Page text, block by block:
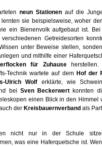
neun Stationen auf die
lernten sie beispielsweise, woher
ein Bienenvolk aufgebaut ist.
Getreidesorten
unter Beweise stellen,
und mithilfe einer
für Zuhauseherstellen.
Technik wartete auf dem Hof der
Ulrich Wolf erklärte, wie
bei Sven Beckerwert konnten
einen Blick in den Himmel
der Kreisbauernverband als
nicht nur in der Schule
was eine Haferquetsche ist.